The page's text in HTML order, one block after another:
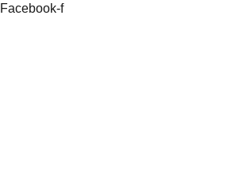
Facebook-f